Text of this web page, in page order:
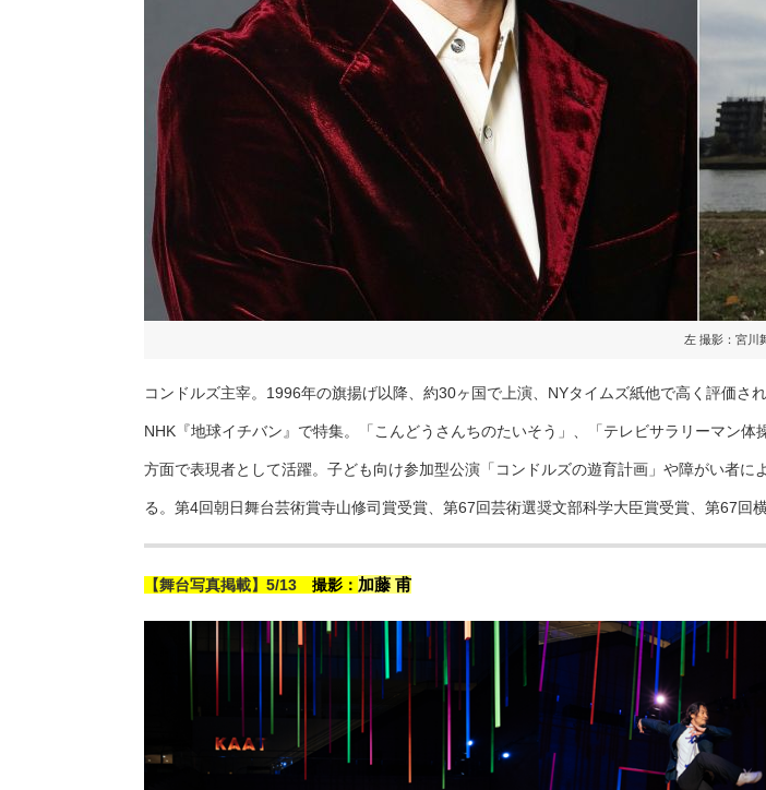
左 撮影：宮川
コンドルズ主宰。1996年の旗揚げ以降、約30ヶ国で上演、NYタイムズ紙他で高く評価さ
NHK『地球イチバン』で特集。「こんどうさんちのたいそう」、「テレビサラリーマン
方面で表現者として活躍。子ども向け参加型公演「コンドルズの遊育計画」や障がい者
る。第4回朝日舞台芸術賞寺山修司賞受賞、第67回芸術選奨文部科学大臣賞受賞、第67回
【舞台写真掲載】5/13 撮影： 加藤 甫